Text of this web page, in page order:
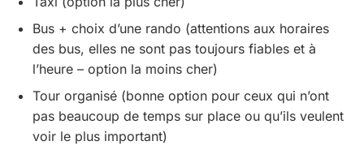
Bus + choix d’une rando (attentions aux horaires
des bus, elles ne sont pas toujours fiables et à
l’heure – option la moins cher)
Tour organisé (bonne option pour ceux qui n’ont
pas beaucoup de temps sur place ou qu’ils veulent
voir le plus important)